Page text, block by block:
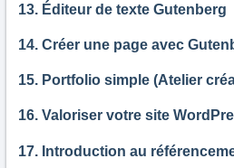
13. Éditeur de texte Gutenberg
14. Créer une page avec
15. Portfolio simple (Atelier
16. Valoriser votre site
17. Introduction au